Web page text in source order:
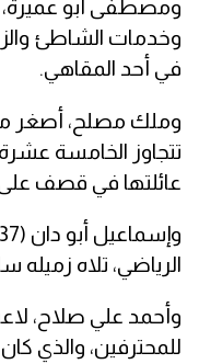
ومصطفى أبو عميرة،
وخدمات الشاطئ
في أحد المقاهي.
وملك مصلح، أصغر
تتجاوز الخامسة
عائلتها في قصف
الرياضي، تلاه
وأحمد علي صلاح،
للمحترفين، والذي